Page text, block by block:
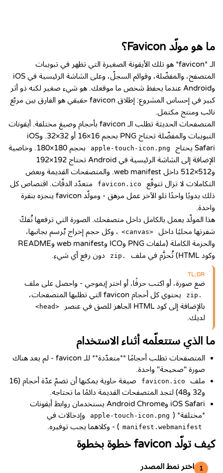
ما هو مولّد Favicon؟
الـ *favicon* هو تلك الأيقونة الصغيرة التي تظهر في تبويبات
المتصفح، والمفضّلة، وقوائم السجلّ، وعلى الشاشة الرئيسية في iOS
وAndroid عندما يحفظ شخص ما موقعك. هو شيء صغير لكنه ذو أثر
كبير في إحساس المشروع: إطلاق favicon حقيقي هو الفارق بين مربّع
نائب ومنتج مكتمل.
المتصفحات الحديثة تطلب الـ favicon بأحجام وصيغ مختلفة. أيقونات
التبويبات والمفضّلة تحتاج PNG بحجم 16×16 أو 32×32. وiOS
Safari يحتاج
apple-touch-icon.png
بحجم 180×180. وخاصية
الإضافة إلى الشاشة الرئيسية في Android تحتاج 192×192
و512×512 داخل web manifest. والمتصفحات القديمة وبعض
التكاملات لا تزال تتوقّع
favicon.ico
متعدّد الدقّات. اقتصاص كل
ذلك يدويًا واحدًا تلو الآخر عمل مرهق - ومولّد favicon ينجزه بنقرة
واحدة.
هذا المولّد يعمل بالكامل داخل متصفحك. الصورة التي ترفعها تُفكّ
شفرتها محليًا داخل
<canvas>
، وكل حجم إخراج يُرسم بجانبها،
والحزمة الكاملة (ملفات PNG وICO وweb manifest وREADME
وكود HTML) تُحزَّم في ملف
.zip دون رفع أي شيء.
TL;DR
ضع صورة، أو اكتب حرفًا، أو اختر إيموجي - واحصل على ملف
.zip
يحتوي كل أحجام favicon التي تطلبها المتصفحات،
بالإضافة إلى كود HTML الجاهز للصق في عنصر
<head>
لديك.
ما الذي ستتعلّمه أثناء الاستخدام
المتصفحات تطلب أحجامًا **متعدّدة** للـ favicon - لم يعد هناك
صورة "صحيحة" واحدة.
ملف
favicon.ico
صيغة حاوية يمكنها أن تضمّ عدّة أحجام (16
و32 و48) لتجد المتصفحات القديمة دائمًا ما تحتاجه.
iOS Safari وAndroid Chrome يستخدمان روابط أيقونات
*مختلفة* ( apple-touch-icon.png وإدخالات في
manifest.webmanifest ) - وكلاهما يجب توفيره.
كيف تولّد favicon خطوة بخطوة
1 اختر نمط المصدر